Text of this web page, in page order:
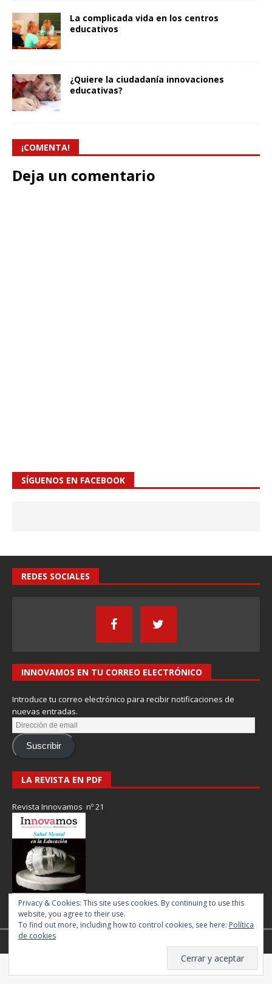
La complicada vida en los centros
educativos
¿Quiere la ciudadanía innovaciones
educativas?
¡COMENTA!
Deja un comentario
SÍGUENOS EN FACEBOOK
REDES SOCIALES
INNOVAMOS EN TU CORREO ELECTRÓNICO
Introduce tu correo electrónico para recibir notificaciones de
nuevas entradas.
Suscribir
LA REVISTA EN PDF
Revista Innovamos nº 21
Privacy & Cookies: This site uses cookies. By continuing to use this
website, you agree to their use.
To find out more, including how to control cookies, see here: Política
de cookies